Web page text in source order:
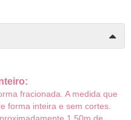
fracionada. A medida que
forma inteira e sem cortes.